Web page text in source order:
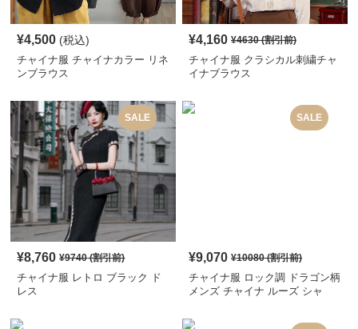
¥4,500 (税込)
チャイナ服 チャイナカラー リネ
ンブラウス
¥4,160 ¥4630(割引前)
チャイナ服 クラシカル刺繍チャ
イナブラウス
SALE
¥8,760 ¥9740(割引前)
チャイナ服 レトロ ブラック ド
レス
SALE
¥9,070 ¥10080(割引前)
チャイナ服 ロック調 ドラゴン柄
メンズ チャイナ ルーズ シャ